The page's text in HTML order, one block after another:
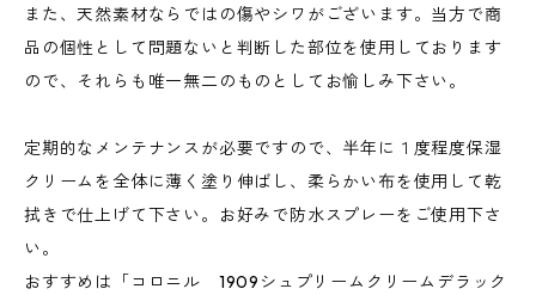
また、天然素材ならではの傷やシワがございます。当方で商
品の個性として問題ないと判断した部位を使用しております
ので、それらも唯一無二のものとしてお愉しみ下さい。
定期的なメンテナンスが必要ですので、半年に１度程度保湿
クリームを全体に薄く塗り伸ばし、柔らかい布を使用して乾
拭きで仕上げて下さい。お好みで防水スプレーをご使用下さ
い。
おすすめは「コロニル 1909シュプリームクリームデラック